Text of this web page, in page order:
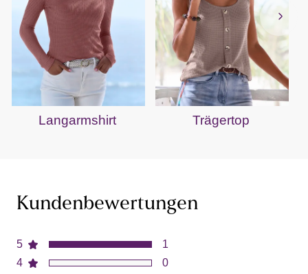
Langarmshirt Trägertop
Kundenbewertungen
5
4
1
0